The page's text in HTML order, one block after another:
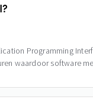
Programming
waardoor software